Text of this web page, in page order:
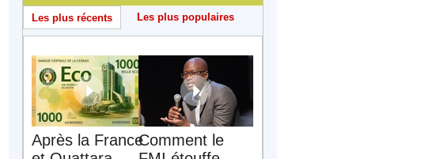
Les plus récents Les plus populaires
Après la FranceComment le